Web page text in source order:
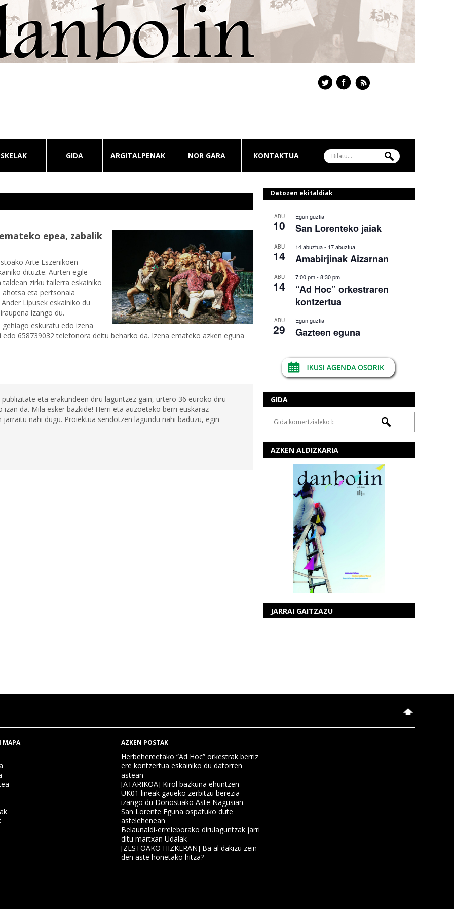
GIDA ARGITALPENAK NOR GARA KONTAKTUA
epea, zabalik
Arte Eszenikoen
dituzte. Aurten egile
zirku tailerra eskainiko
ahotsa eta pertsonaia
Lipusek eskainiko du
izango du.
eskuratu edo izena
658739032 telefonora deitu beharko da. Izena emateko azken eguna
eta erakundeen diru laguntzez gain, urtero 36 euroko diru
da. Mila esker bazkide! Herri eta auzoetako berri euskaraz
nahi dugu. Proiektua sendotzen lagundu nahi baduzu, egin
Datozen ekitaldiak
ABU
10
Egun guztia
San Lorenteko jaiak
ABU
14
14 abuztua- 17 abuztua
Amabirjinak Aizarnan
ABU
14
7:00 pm- 8:30 pm
“Ad Hoc” orkestraren
kontzertua
ABU
29
Egun guztia
Gazteen eguna
GIDA
AZKEN ALDIZKARIA
JARRAI GAITZAZU
MAPA AZKEN POSTAK
Herbehereetako “Ad Hoc” orkestrak berriz
ere kontzertua eskainiko du datorren
astean
[ATARIKOA] Kirol bazkuna ehuntzen
UK01 lineak gaueko zerbitzu berezia
izango du Donostiako Aste Nagusian
San Lorente Eguna ospatuko dute
astelehenean
Belaunaldi-erreleborako dirulaguntzak jarri
ditu martxan Udalak
[ZESTOAKO HIZKERAN] Ba al dakizu zein
den aste honetako hitza?